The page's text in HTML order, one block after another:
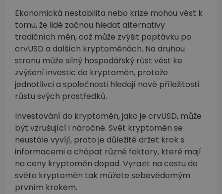
Ekonomická nestabilita nebo krize mohou vést k
tomu, že lidé začnou hledat alternativy
tradičních měn, což může zvýšit poptávku po
crvUSD a dalších kryptoměnách. Na druhou
stranu může silný hospodářský růst vést ke
zvýšení investic do kryptoměn, protože
jednotlivci a společnosti hledají nové příležitosti
růstu svých prostředků.
Investování do kryptoměn, jako je crvUSD, může
být vzrušující i náročné. Svět kryptoměn se
neustále vyvíjí, proto je důležité držet krok s
informacemi a chápat různé faktory, které mají
na ceny kryptoměn dopad. Vyrazit na cestu do
světa kryptoměn tak můžete sebevědomým
prvním krokem.